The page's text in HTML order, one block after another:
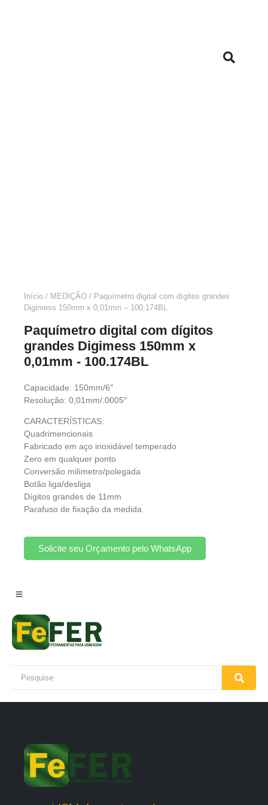
Início / MEDIÇÃO / Paquímetro digital com dígitos grandes
Digimess 150mm x 0,01mm – 100.174BL
Paquímetro digital com dígitos
grandes Digimess 150mm x
0,01mm - 100.174BL
Capacidade: 150mm/6″
Resolução: 0,01mm/.0005″
CARACTERÍSTICAS:
Quadrimencionais
Fabricado em aço inoxidável temperado
Zero em qualquer ponto
Conversão milímetro/polegada
Botão liga/desliga
Dígitos grandes de 11mm
Parafuso de fixação da medida
Solicite seu Orçamento pelo WhatsApp